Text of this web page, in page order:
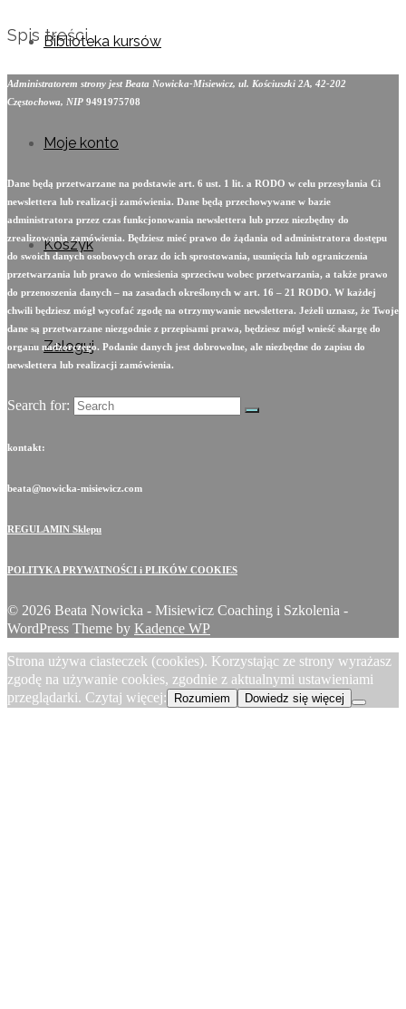
Biblioteka kursów
Moje konto
Koszyk
Zaloguj
Spis treści
Administratorem strony jest Beata Nowicka-Misiewicz, ul. Kościuszki 2A, 42-202
Częstochowa, NIP 9491975708
Dane będą przetwarzane na podstawie art. 6 ust. 1 lit. a RODO w celu przesyłania Ci
newslettera lub realizacji zamówienia. Dane będą przechowywane w bazie
administratora przez czas funkcjonowania newslettera lub przez niezbędny do
zrealizowania zamówienia. Będziesz mieć prawo do żądania od administratora dostępu
do swoich danych osobowych oraz do ich sprostowania, usunięcia lub ograniczenia
przetwarzania lub prawo do wniesienia sprzeciwu wobec przetwarzania, a także prawo
do przenoszenia danych – na zasadach określonych w art. 16 – 21 RODO. W każdej
chwili będziesz mógł wycofać zgodę na otrzymywanie newslettera. Jeżeli uznasz, że Twoje
dane są przetwarzane niezgodnie z przepisami prawa, będziesz mógł wnieść skargę do
organu nadzorczego. Podanie danych jest dobrowolne, ale niezbędne do zapisu do
newslettera lub realizacji zamówienia.
Search for:
kontakt:
beata@nowicka-misiewicz.com
REGULAMIN Sklepu
POLITYKA PRYWATNOŚCI i PLIKÓW COOKIES
© 2026 Beata Nowicka - Misiewicz Coaching i Szkolenia -
WordPress Theme by Kadence WP
Strona używa ciasteczek (cookies). Korzystając ze strony wyrażasz
zgodę na używanie cookies, zgodnie z aktualnymi ustawieniami
przeglądarki. Czytaj więcej:
Rozumiem Dowiedz się więcej